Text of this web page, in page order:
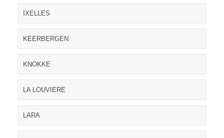
IXELLES
KEERBERGEN
KNOKKE
LA LOUVIERE
LARA